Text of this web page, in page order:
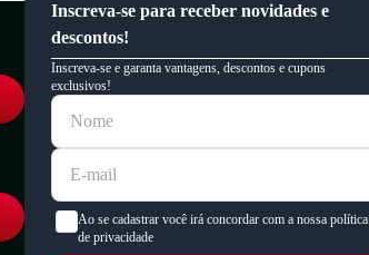
Inscreva-se para receber novidades e
descontos!
Inscreva-se e garanta vantagens, descontos e cupons
exclusivos!
Ao se cadastrar você irá concordar com a nossa política
de privacidade